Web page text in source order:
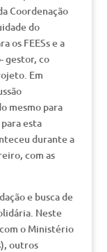
Coordenação
do
os FEESs e a
gestor, co
Em
mesmo para
esta
durante a
com as
e busca de
Neste
o Ministério
outros